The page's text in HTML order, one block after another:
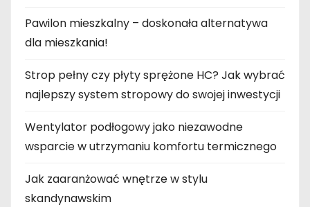
Pawilon mieszkalny – doskonała alternatywa
dla mieszkania!
Strop pełny czy płyty sprężone HC? Jak wybrać
najlepszy system stropowy do swojej inwestycji
Wentylator podłogowy jako niezawodne
wsparcie w utrzymaniu komfortu termicznego
Jak zaaranżować wnętrze w stylu
skandynawskim